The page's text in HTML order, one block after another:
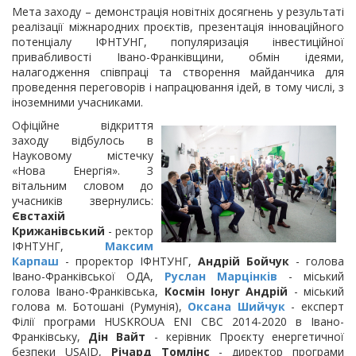
Мета заходу – демонстрація новітніх досягнень у результаті
реалізації міжнародних проєктів, презентація інноваційного
потенціалу ІФНТУНГ, популяризація інвестиційної
привабливості Івано-Франківщини, обмін ідеями,
налагодження співпраці та створення майданчика для
проведення переговорів і напрацювання ідей, в тому числі, з
іноземними учасниками.
Офіційне відкриття
заходу відбулось в
Науковому містечку
«Нова Енергія». З
вітальним словом до
учасників звернулись:
Євстахій
Крижанівський - ректор
ІФНТУНГ, Максим
Карпаш - проректор ІФНТУНГ, Андрій Бойчук - голова
Івано-Франківської ОДА, Руслан Марцінків - міський
голова Івано-Франківська, Космін Іонуг Андрій - міський
голова м. Ботошані (Румунія), Оксана Шийчук - експерт
Філії програми HUSKROUA ENI CBC 2014-2020 в Івано-
Франківську, Дін Вайт - керівник Проєкту енергетичної
безпеки USAID, Річард Томлінс - директор програми